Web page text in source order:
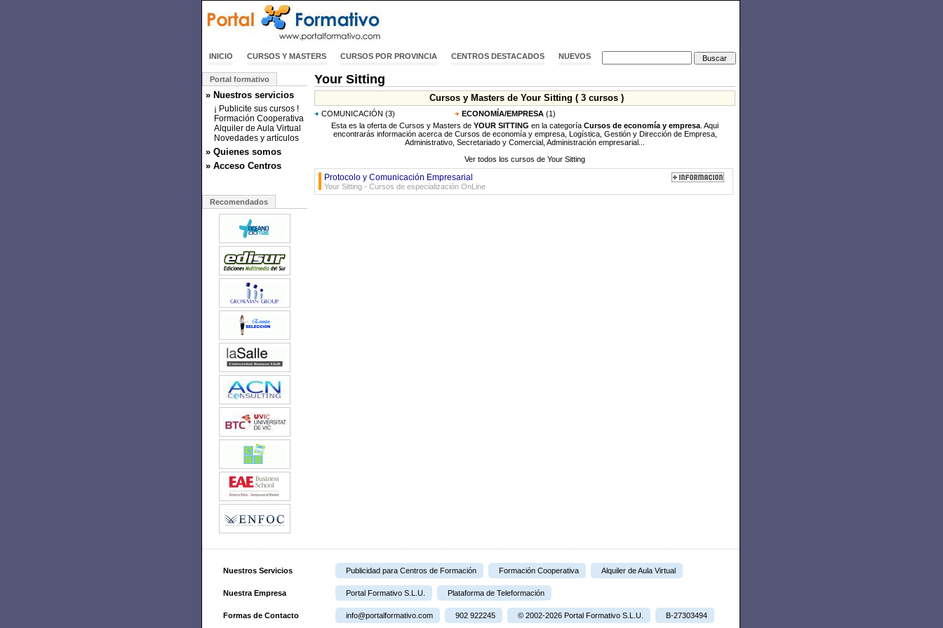
INICIO CURSOS Y MASTERS CURSOS POR PROVINCIA CENTROS DESTACADOS NUEVOS
Portal formativo
» Nuestros servicios
¡ Publicite sus cursos !
Formación Cooperativa
Alquiler de Aula Virtual
Novedades y artículos
» Quienes somos
» Acceso Centros
Recomendados
Your Sitting
Cursos y Masters de Your Sitting ( 3 cursos )
COMUNICACIÓN (3) ECONOMÍA/EMPRESA (1)
Esta es la oferta de Cursos y Masters de YOUR SITTING en la categoría Cursos de economía y empresa . Aqui
encontrarás información acerca de Cursos de economía y empresa, Logística, Gestión y Dirección de Empresa,
Administrativo, Secretariado y Comercial, Administración empresarial...
Ver todos los cursos de Your Sitting
Protocolo y Comunicación Empresarial
Your Sitting - Cursos de especialización OnLine
Nuestros Servicios Publicidad para Centros de Formación Formación Cooperativa Alquiler de Aula Virtual
Nuestra Empresa Portal Formativo S.L.U. Plataforma de Teleformación
Formas de Contacto info@portalformativo.com 902 922245 © 2002-2026 Portal Formativo S.L.U. B-27303494